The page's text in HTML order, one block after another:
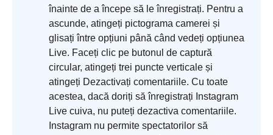
înainte de a începe să le înregistrați. Pentru a
ascunde, atingeți pictograma camerei și
glisați între opțiuni până când vedeți opțiunea
Live. Faceți clic pe butonul de captură
circular, atingeți trei puncte verticale și
atingeți Dezactivați comentariile. Cu toate
acestea, dacă doriți să înregistrați Instagram
Live cuiva, nu puteți dezactiva comentariile.
Instagram nu permite spectatorilor să